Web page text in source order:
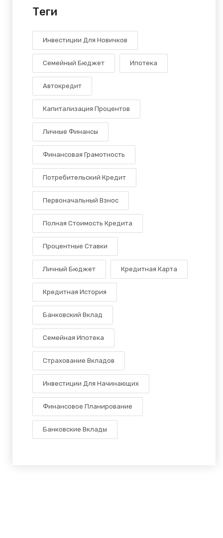
Теги
Инвестиции Для Новичков
Семейный Бюджет Ипотека
Автокредит
Капитализация Процентов
Личные Финансы
Финансовая Грамотность
Потребительский Кредит
Первоначальный Взнос
Полная Стоимость Кредита
Процентные Ставки
Личный Бюджет Кредитная Карта
Кредитная История
Банковский Вклад
Семейная Ипотека
Страхование Вкладов
Инвестиции Для Начинающих
Финансовое Планирование
Банковские Вклады